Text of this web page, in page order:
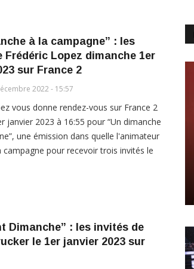
à la campagne” : les
Frédéric Lopez dimanche 1er
sur France 2
2022 - 15:57
vous donne rendez-vous sur France 2
janvier 2023 à 16:55 pour “Un dimanche
une émission dans quelle l'animateur
campagne pour recevoir trois invités le
Dimanche” : les invités de
le 1er janvier 2023 sur